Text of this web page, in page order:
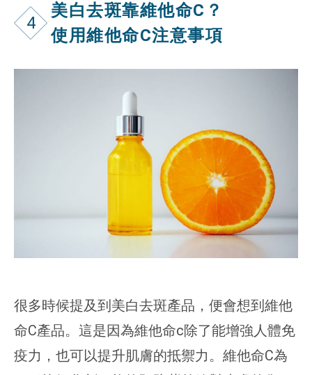
4
美白去斑靠維他命C？
使用維他命C注意事項
很多時候提及到美白去斑產品，便會想到維他
命C產品。這是因為維他命c除了能增強人體免
疫力，也可以提升肌膚的抵禦力。維他命C為